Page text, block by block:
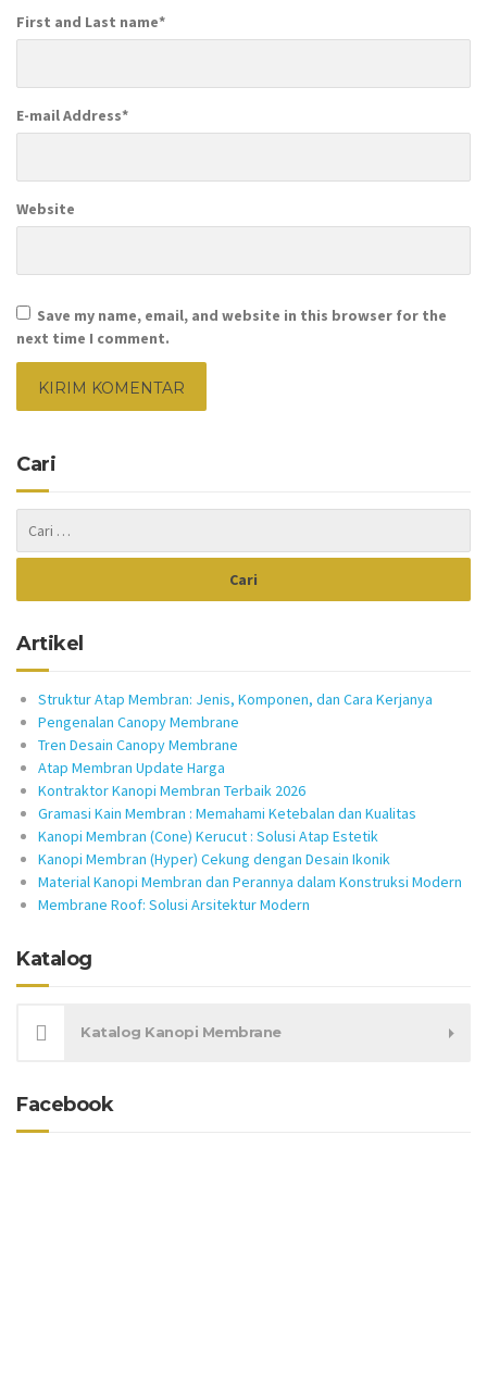
First and Last name*
E-mail Address*
Website
Save my name, email, and website in this browser for the
next time I comment.
Cari
Artikel
Struktur Atap Membran: Jenis, Komponen, dan Cara Kerjanya
Pengenalan Canopy Membrane
Tren Desain Canopy Membrane
Atap Membran Update Harga
Kontraktor Kanopi Membran Terbaik 2026
Gramasi Kain Membran : Memahami Ketebalan dan Kualitas
Kanopi Membran (Cone) Kerucut : Solusi Atap Estetik
Kanopi Membran (Hyper) Cekung dengan Desain Ikonik
Material Kanopi Membran dan Perannya dalam Konstruksi Modern
Membrane Roof: Solusi Arsitektur Modern
Katalog
Katalog Kanopi Membrane
Facebook